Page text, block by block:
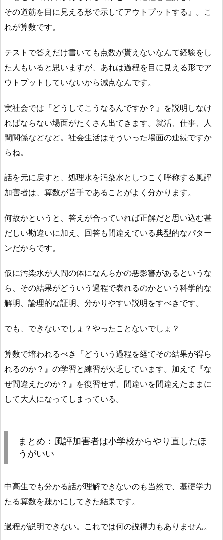
その道筋を目に見える形で示してアウトプットする』。こ
れが算数です。
テストで答えだけ書いても点数が貰えないなんて経験をし
た人もいると思いますが、あれは過程を目に見える形でア
ウトプットしていないから減点なんです。
実社会では『どうしてこうなるんですか？』を説明しなけ
ればならない場面がたくさん出てきます。就活、仕事、人
間関係などなど。社会生活はそういった場面の連続ですか
らね。
話を元に戻すと、処理水を汚染水としつこく呼称する風評
加害者は、算数が苦手であることがよく分かります。
何故かというと、答えが合っていれば正解だと思い込む甚
だしい勘違いに加え、回答も間違えている典型的なパター
ンだからです。
仮に汚染水が人間の体になんらかの悪影響があるというな
ら、その結果がどういう過程で表れるのかという科学的な
解明、論理的な証明、分かりやすい説明をすべきです。
でも、できないでしょ？やったことないでしょ？
算数で培われるべき『どういう過程を経てその結果が得ら
れるのか？』の学習と練習が欠乏しています。加えて『な
ぜ間違えたのか？』を復習せず、間違いを間違えたままに
して大人になってしまっている。
まとめ：風評加害者は小学校からやり直したほ
うがいい
中高生でも分かる話が理解できないのも当然で、基礎学力
たる算数を疎かにしてきた結果です。
過程が説明できない。これでは何の説得力もありません。